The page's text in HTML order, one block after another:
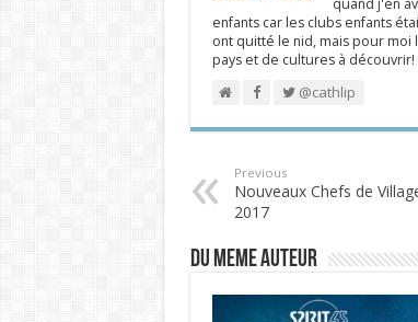
quand j'en
enfants car les clubs enfants
ont quitté le nid, mais pour moi
pays et de cultures à découvrir!
@cathlip
Previous
Nouveaux Chefs de
2017
DU MEME AUTEUR